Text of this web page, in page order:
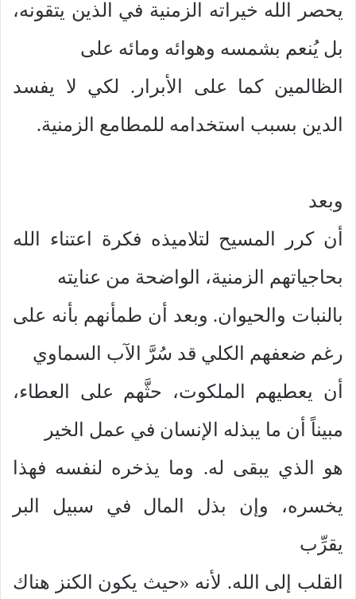
يحصر الله خيراته الزمنية في الذين يتقونه،
بل يُنعم بشمسه وهوائه ومائه على
الظالمين كما على الأبرار. لكي لا يفسد
الدين بسبب استخدامه للمطامع الزمنية.
وبعد
أن كرر المسيح لتلاميذه فكرة اعتناء الله
بحاجياتهم الزمنية، الواضحة من عنايته
بالنبات والحيوان. وبعد أن طمأنهم بأنه على
رغم ضعفهم الكلي قد سُرَّ الآب السماوي
أن يعطيهم الملكوت، حثَّهم على العطاء،
مبيناً أن ما يبذله الإنسان في عمل الخير
هو الذي يبقى له. وما يذخره لنفسه فهذا
يخسره، وإن بذل المال في سبيل البر
يقرِّب
القلب إلى الله. لأنه «حيث يكون الكنز هناك